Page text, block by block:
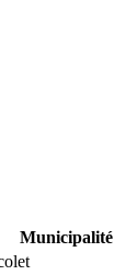
Municipalité